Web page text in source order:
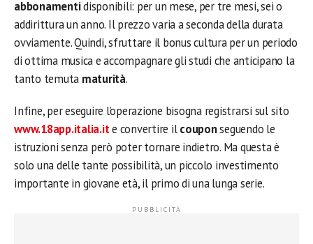
abbonamentidisponibili: per un mese, per tre mesi, sei o
addirittura un anno. Il prezzo varia a seconda della durata
ovviamente. Quindi, sfruttare il bonus cultura per un periodo
di ottima musica e accompagnare gli studi che anticipano la
tanto temuta maturità.
Infine, per eseguire l’operazione bisogna registrarsi sul sito
www.18app.italia.ite convertire ilcouponseguendo le
istruzioni senza però poter tornare indietro. Ma questa è
solo una delle tante possibilità, un piccolo investimento
importante in giovane età, il primo di una lunga serie.